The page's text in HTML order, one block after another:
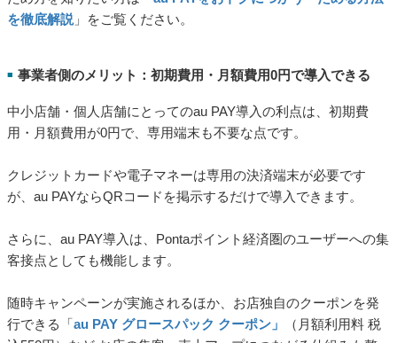
を徹底解説」をご覧ください。
■ 事業者側のメリット：初期費用・月額費用0円で導入できる
中小店舗・個人店舗にとってのau PAY導入の利点は、初期費
用・月額費用が0円で、専用端末も不要な点です。
クレジットカードや電子マネーは専用の決済端末が必要です
が、au PAYならQRコードを掲示するだけで導入できます。
さらに、au PAY導入は、Pontaポイント経済圏のユーザーへの集
客接点としても機能します。
随時キャンペーンが実施されるほか、お店独自のクーポンを発
行できる「au PAY グロースパック クーポン」
（月額利用料 税